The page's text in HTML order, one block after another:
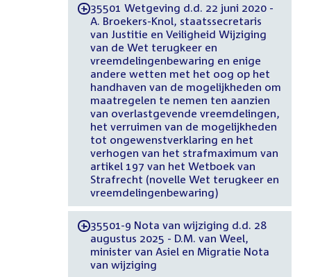
-35501 Wetgeving d.d. 22 juni 2020 -
A. Broekers-Knol, staatssecretaris
van Justitie en Veiligheid Wijziging
van de Wet terugkeer en
vreemdelingenbewaring en enige
andere wetten met het oog op het
handhaven van de mogelijkheden om
maatregelen te nemen ten aanzien
van overlastgevende vreemdelingen,
het verruimen van de mogelijkheden
tot ongewenstverklaring en het
verhogen van het strafmaximum van
artikel 197 van het Wetboek van
Strafrecht (novelle Wet terugkeer en
vreemdelingenbewaring)
-35501-9 Nota van wijziging d.d. 28
augustus 2025 - D.M. van Weel,
minister van Asiel en Migratie Nota
van wijziging